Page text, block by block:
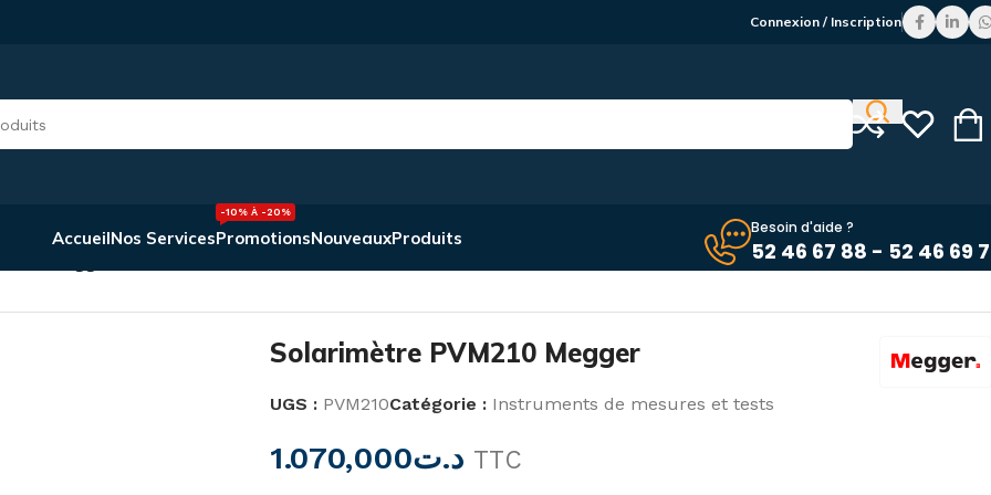
Connexion / Inscription
AccueilNos ServicesPromotions
-10% À -20%
NouveauxProduits Besoin d'aide ?
52 46 67 88 - 52 46 69
Solarimètre PVM210 Megger
UGS : PVM210Catégorie : Instruments de mesures et tests
د.ت1.070,000 TTC